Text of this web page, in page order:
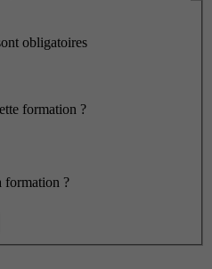
obligatoires
formation ?
formation ?